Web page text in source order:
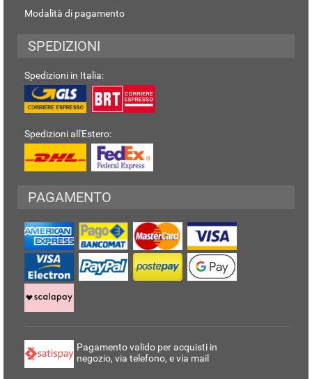
Modalità di pagamento
SPEDIZIONI
Spedizioni in Italia:
Spedizioni all'Estero:
PAGAMENTO
Pagamento valido per acquisti in
negozio, via telefono, e via mail